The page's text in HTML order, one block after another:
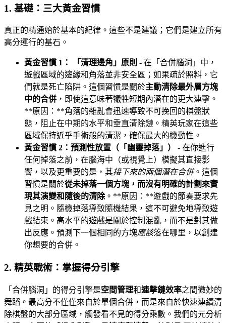
1. 基礎：三大黃金習慣
真正的精通始於基本的紀律。這些不是建議；它們是建立所有
高分運行的基石。
黃金習慣 1： 「清理邊角」原則 - 在「合併腦洞」中，
遊戲區域的邊緣和角落並非安全區；如果疏於照料，它
們就是死亡陷阱。這個習慣是關於主動清除最外層方塊
中的合併 ，即使這意味著犧牲短期內潛在的更大連擊。
**原因：**角落的雜亂會迅速導致不可挽回的棋盤狀
態，阻止在中期的水平和垂直清除鏈。精英玩家在這些
區域保持近乎手術般的清潔，確保最大的機動性。
黃金習慣 2：預測性放置（「幽靈掉落」）
- 在你進行
任何掉落之前，在腦海中（或視覺上）模擬其直接影
響，以及更重要的是，其接下來的兩個潛在合併。這個
習慣是關於從未掉落一個方塊，而沒有明確的計劃來實
現其演變和隨後的清除。**原因：**遊戲的節奏要求先
見之明。隨機掉落導致隨機結果，這不可避免地導致遊
戲結束。高水平的遊戲是關於控制混亂，而不是對其做
出反應。預測下一個相同的方塊應該落在哪里，以創建
你想要的合併。
2. 精英戰術：掌握得分引擎
「合併腦洞」的得分引擎是空間管理和連擊鏈效率之間微妙的
舞蹈。最高分不僅僅來自於單個合併，而是來自於快速連續清
除棋盤的大部分區域，觸發看不見的得分乘數。我們的元分析